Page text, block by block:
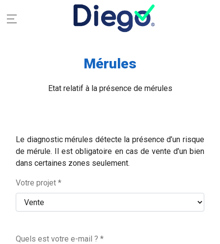
Mérules
Etat relatif à la présence de mérules
Le diagnostic mérules détecte la présence d’un risque
de mérule. Il est obligatoire en cas de vente d’un bien
dans certaines zones seulement.
Votre projet *
Quels est votre e-mail ? *